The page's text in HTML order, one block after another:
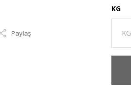
Paylaş
KG